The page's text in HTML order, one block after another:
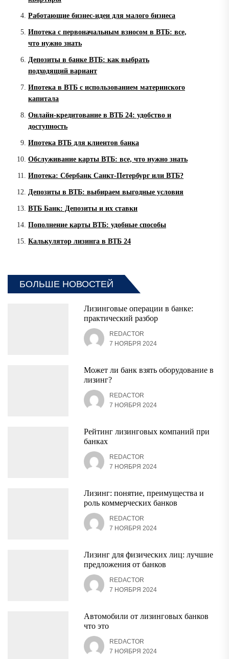
Работающие бизнес-идеи для малого бизнеса
Ипотека с первоначальным взносом в ВТБ: все,
что нужно знать
Депозиты в банке ВТБ: как выбрать
подходящий вариант
Ипотека в ВТБ с использованием материнского
капитала
Онлайн-кредитование в ВТБ 24: удобство и
доступность
Ипотека ВТБ для клиентов банка
Обслуживание карты ВТБ: все, что нужно знать
Ипотека: Сбербанк Санкт-Петербург или ВТБ?
Депозиты в ВТБ: выбираем выгодные условия
ВТБ Банк: Депозиты и их ставки
Пополнение карты ВТБ: удобные способы
Калькулятор лизинга в ВТБ 24
БОЛЬШЕ НОВОСТЕЙ
Лизинговые операции в банке:
практический разбор
REDACTOR
7 НОЯБРЯ 2024
Может ли банк взять оборудование в
лизинг?
REDACTOR
7 НОЯБРЯ 2024
Рейтинг лизинговых компаний при
банках
REDACTOR
7 НОЯБРЯ 2024
Лизинг: понятие, преимущества и
роль коммерческих банков
REDACTOR
7 НОЯБРЯ 2024
Лизинг для физических лиц: лучшие
предложения от банков
REDACTOR
7 НОЯБРЯ 2024
Автомобили от лизинговых банков
что это
REDACTOR
7 НОЯБРЯ 2024